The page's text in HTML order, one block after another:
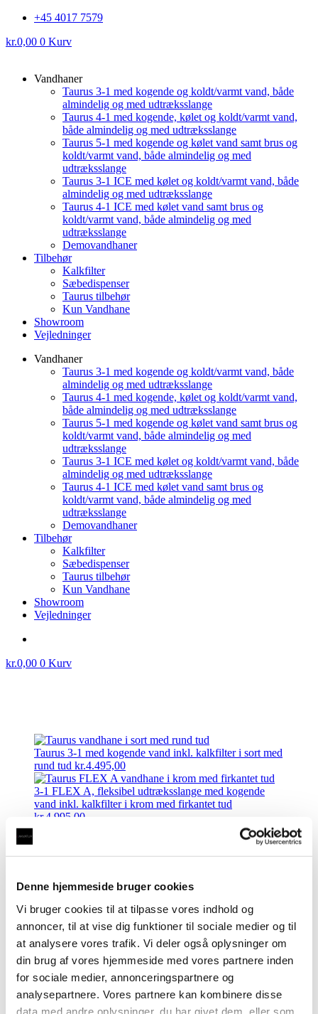
Denne hjemmeside bruger cookies
Vi bruger cookies til at tilpasse vores indhold og
annoncer, til at vise dig funktioner til sociale medier og til
at analysere vores trafik. Vi deler også oplysninger om
din brug af vores hjemmeside med vores partnere inden
for sociale medier, annonceringspartnere og
analysepartnere. Vores partnere kan kombinere disse
data med andre oplysninger, du har givet dem, eller som
+45 4017 7579
kr.0,00 0 Kurv
Vandhaner
Taurus 3-1 med kogende og koldt/varmt vand, både
almindelig og med udtræksslange
Taurus 4-1 med kogende, kølet og koldt/varmt vand,
både almindelig og med udtræksslange
Taurus 5-1 med kogende og kølet vand samt brus og
koldt/varmt vand, både almindelig og med
udtræksslange
Taurus 3-1 ICE med kølet og koldt/varmt vand, både
almindelig og med udtræksslange
Taurus 4-1 ICE med kølet vand samt brus og
koldt/varmt vand, både almindelig og med
udtræksslange
Demovandhaner
Tilbehør
Kalkfilter
Sæbedispenser
Taurus tilbehør
Kun Vandhane
Showroom
Vejledninger
Vandhaner
Taurus 3-1 med kogende og koldt/varmt vand, både
almindelig og med udtræksslange
Taurus 4-1 med kogende, kølet og koldt/varmt vand,
både almindelig og med udtræksslange
Taurus 5-1 med kogende og kølet vand samt brus og
koldt/varmt vand, både almindelig og med
udtræksslange
Taurus 3-1 ICE med kølet og koldt/varmt vand, både
almindelig og med udtræksslange
Taurus 4-1 ICE med kølet vand samt brus og
koldt/varmt vand, både almindelig og med
udtræksslange
Demovandhaner
Tilbehør
Kalkfilter
Sæbedispenser
Taurus tilbehør
Kun Vandhane
Showroom
Vejledninger
kr.0,00 0 Kurv
Taurus 3-1 med kogende vand inkl. kalkfilter i sort med
rund tud kr.4.495,00
3-1 FLEX A, fleksibel udtræksslange med kogende
vand inkl. kalkfilter i krom med firkantet tud
kr.4.995,00
inkl. kalkfilter i krom med rund
tud
kr.4.995,00
Komplet sæt:Taurus 3-1 FLEX vandhane inkl.
kogebeholder, kalkfiltre, samtlige slanger og fittings,
klar til installation